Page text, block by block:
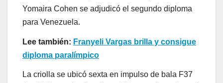
Yomaira Cohen se adjudicó el segundo diploma
para Venezuela.
Lee también: Franyeli Vargas brilla y consigue
diploma paralímpico
La criolla se ubicó sexta en impulso de bala F37